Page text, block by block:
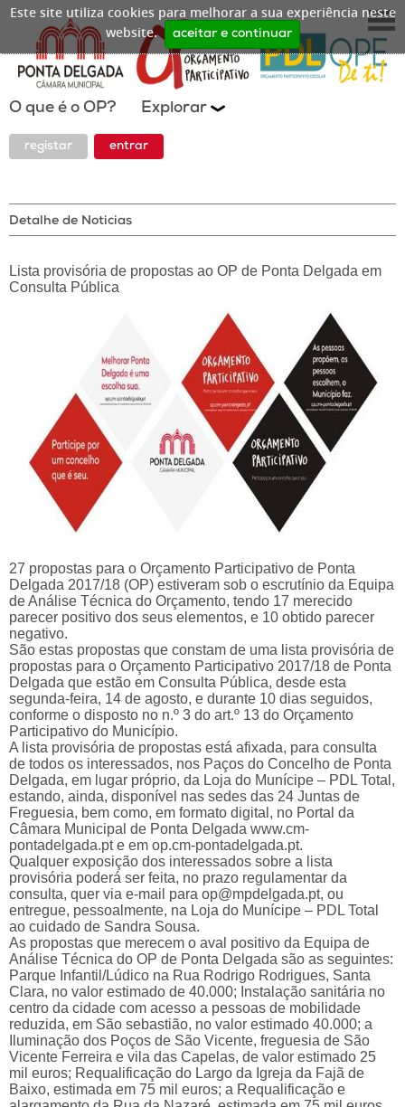
Este site utiliza cookies para melhorar a sua experiência neste
website.
aceitar e continuar
O que é o OP? Explorar
registar entrar
Detalhe de Noticias
Lista provisória de propostas ao OP de Ponta Delgada em
Consulta Pública
27 propostas para o Orçamento Participativo de Ponta
Delgada 2017/18 (OP) estiveram sob o escrutínio da Equipa
de Análise Técnica do Orçamento, tendo 17 merecido
parecer positivo dos seus elementos, e 10 obtido parecer
negativo.
São estas propostas que constam de uma lista provisória de
propostas para o Orçamento Participativo 2017/18 de Ponta
Delgada que estão em Consulta Pública, desde esta
segunda-feira, 14 de agosto, e durante 10 dias seguidos,
conforme o disposto no n.º 3 do art.º 13 do Orçamento
Participativo do Município.
A lista provisória de propostas está afixada, para consulta
de todos os interessados, nos Paços do Concelho de Ponta
Delgada, em lugar próprio, da Loja do Munícipe – PDL Total,
estando, ainda, disponível nas sedes das 24 Juntas de
Freguesia, bem como, em formato digital, no Portal da
Câmara Municipal de Ponta Delgada www.cm-
pontadelgada.pt e em op.cm-pontadelgada.pt.
Qualquer exposição dos interessados sobre a lista
provisória poderá ser feita, no prazo regulamentar da
consulta, quer via e-mail para op@mpdelgada.pt, ou
entregue, pessoalmente, na Loja do Munícipe – PDL Total
ao cuidado de Sandra Sousa.
As propostas que merecem o aval positivo da Equipa de
Análise Técnica do OP de Ponta Delgada são as seguintes:
Parque Infantil/Lúdico na Rua Rodrigo Rodrigues, Santa
Clara, no valor estimado de 40.000; Instalação sanitária no
centro da cidade com acesso a pessoas de mobilidade
reduzida, em São sebastião, no valor estimado 40.000; a
Iluminação dos Poços de São Vicente, freguesia de São
Vicente Ferreira e vila das Capelas, de valor estimado 25
mil euros; Requalificação do Largo da Igreja da Fajã de
Baixo, estimada em 75 mil euros; a Requalificação e